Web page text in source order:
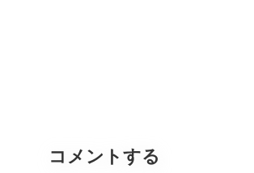
コメントする